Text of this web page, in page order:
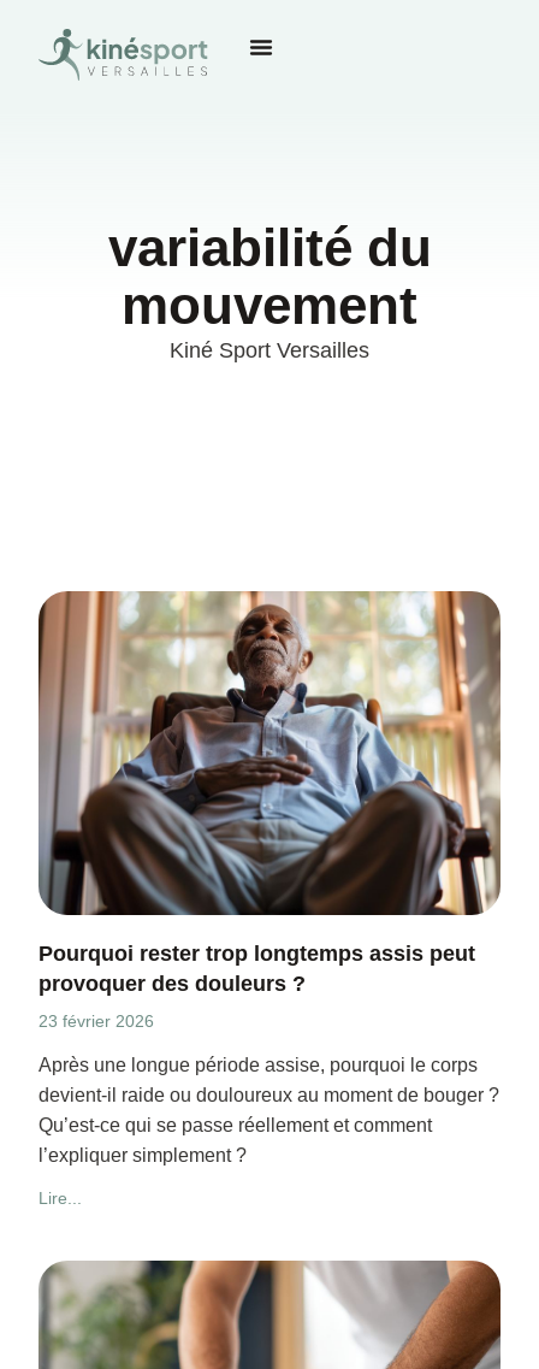
variabilité du
mouvement
Kiné Sport Versailles
Pourquoi rester trop longtemps assis peut
provoquer des douleurs ?
23 février 2026
Après une longue période assise, pourquoi le corps
devient-il raide ou douloureux au moment de bouger ?
Qu’est-ce qui se passe réellement et comment
l’expliquer simplement ?
Lire...